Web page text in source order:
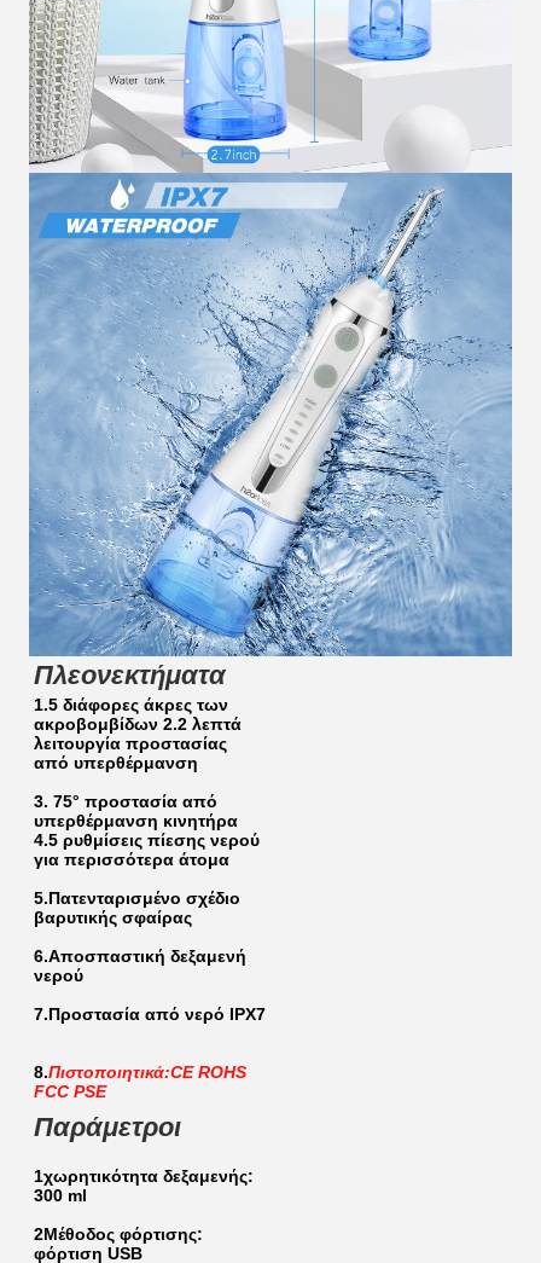
Πλεονεκτήματα
1.5 διάφορες άκρες των
ακροβομβίδων 2.2 λεπτά
λειτουργία προστασίας
από υπερθέρμανση
3. 75° προστασία από
υπερθέρμανση κινητήρα
4.5 ρυθμίσεις πίεσης νερού
για περισσότερα άτομα
5.Πατενταρισμένο σχέδιο
βαρυτικής σφαίρας
6.Αποσπαστική δεξαμενή
νερού
7.Προστασία από νερό IPX7
8.Πιστοποιητικά:CE ROHS
FCC PSE
Παράμετροι
1χωρητικότητα δεξαμενής:
300 ml
2Μέθοδος φόρτισης:
φόρτιση USB